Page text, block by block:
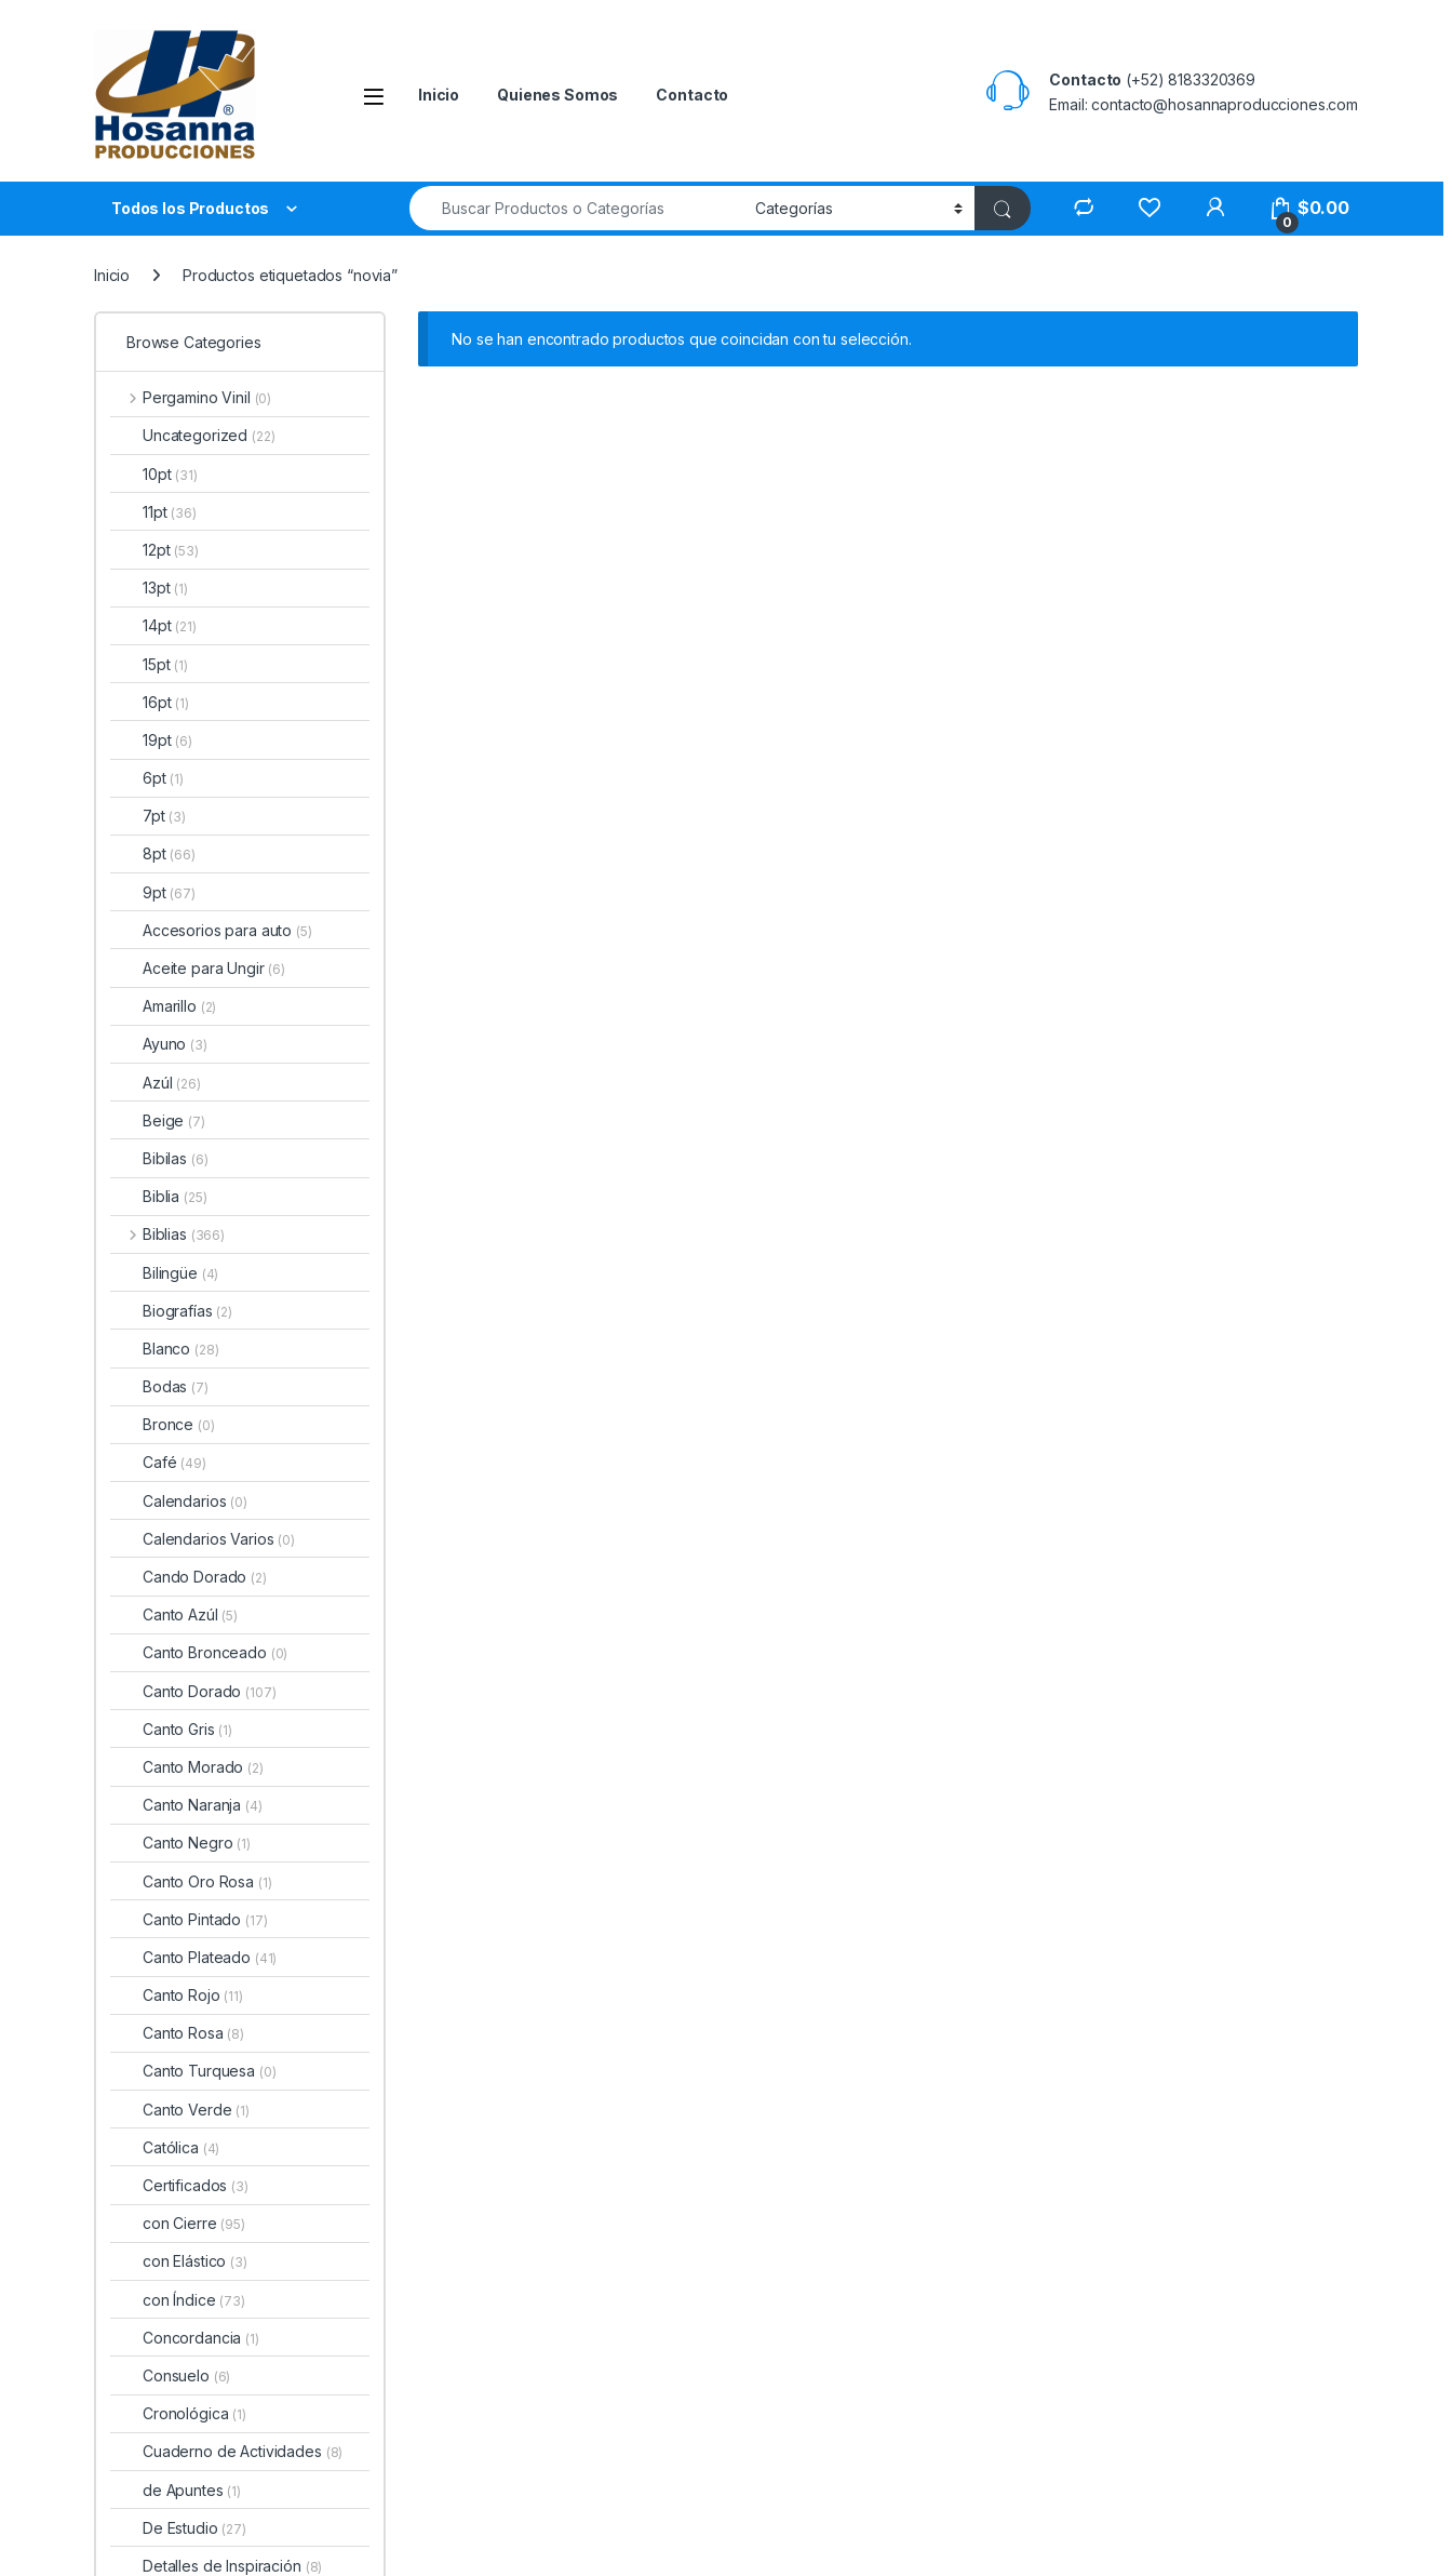
Inicio Quienes Somos Contacto
Contacto (+52) 8183320369
Email: contacto@hosannaproducciones.com
Todos los Productos
Search for:
0
$0.00
Inicio Productos etiquetados “novia”
No se han encontrado productos que coincidan con tu selección.
Browse Categories
Pergamino Vinil (0)
Uncategorized (22)
10pt (31)
11pt (36)
12pt (53)
13pt (1)
14pt (21)
15pt (1)
16pt (1)
19pt (6)
6pt (1)
7pt (3)
8pt (66)
9pt (67)
Accesorios para auto (5)
Aceite para Ungir (6)
Amarillo (2)
Ayuno (3)
Azúl (26)
Beige (7)
Bibilas (6)
Biblia (25)
Biblias (366)
Bilingüe (4)
Biografías (2)
Blanco (28)
Bodas (7)
Bronce (0)
Café (49)
Calendarios (0)
Calendarios Varios (0)
Cando Dorado (2)
Canto Azúl (5)
Canto Bronceado (0)
Canto Dorado (107)
Canto Gris (1)
Canto Morado (2)
Canto Naranja (4)
Canto Negro (1)
Canto Oro Rosa (1)
Canto Pintado (17)
Canto Plateado (41)
Canto Rojo (11)
Canto Rosa (8)
Canto Turquesa (0)
Canto Verde (1)
Católica (4)
Certificados (3)
con Cierre (95)
con Elástico (3)
con Índice (73)
Concordancia (1)
Consuelo (6)
Cronológica (1)
Cuaderno de Actividades (8)
de Apuntes (1)
De Estudio (27)
Detalles de Inspiración (8)